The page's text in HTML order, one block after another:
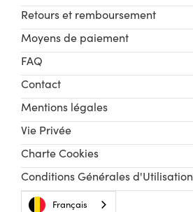
Retours et remboursement
Moyens de paiement
FAQ
Contact
Mentions légales
Vie Privée
Charte Cookies
Conditions Générales d'Utilisation
Français